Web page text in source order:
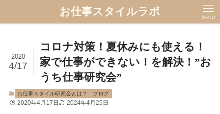
お仕事スタイルラボ MENU
コロナ対策！夏休みにも使える！
家で仕事ができない！を解決！”お
うち仕事研究会”
2020
4/17
お仕事スタイル研究会とは？ ブログ
2020年4月17日 2024年4月25日